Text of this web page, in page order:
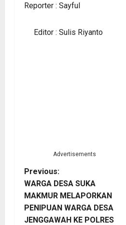
Reporter : Sayful
Editor : Sulis Riyanto
Advertisements
P
o
s
Previous:
WARGA DESA SUKA
MAKMUR MELAPORKAN
PENIPUAN WARGA DESA
JENGGAWAH KE POLRES